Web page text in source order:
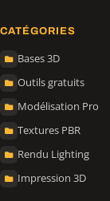
CATÉGORIES
Bases 3D
Outils gratuits
Modélisation Pro
Textures PBR
Rendu Lighting
Impression 3D